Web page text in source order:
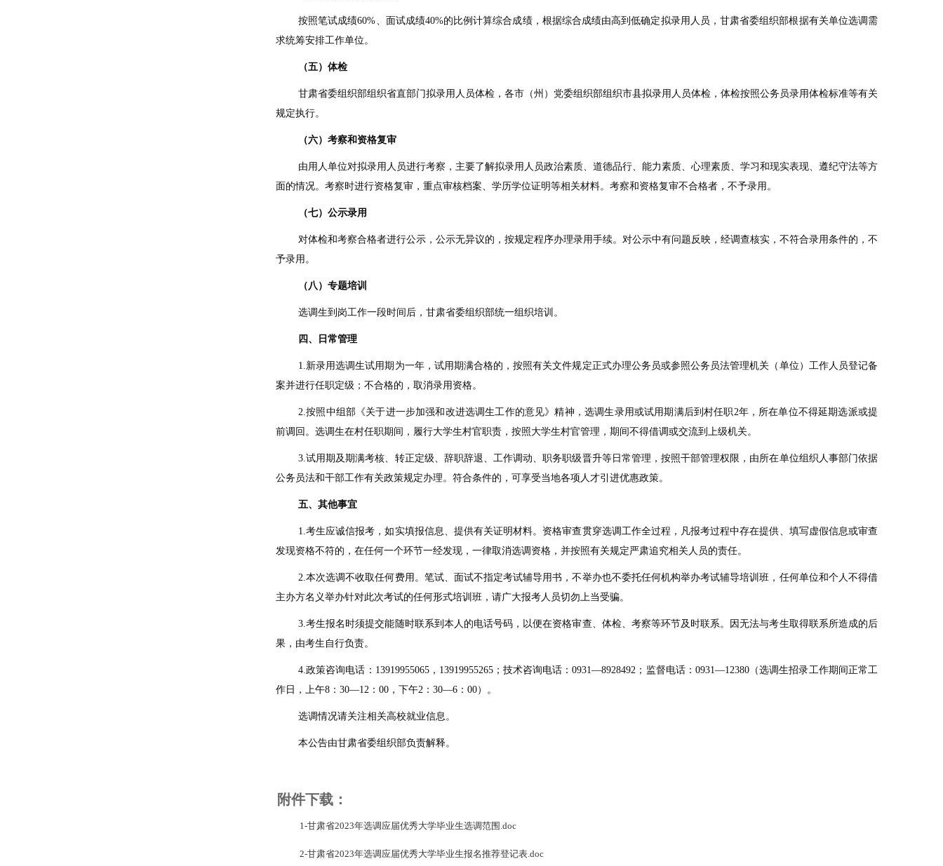
按照笔试成绩60%、面试成绩40%的比例计算综合成绩，根据综合成绩由高到低确定拟录用人员，甘肃省委组织部根据有关单位选调需
求统筹安排工作单位。
（五）体检
甘肃省委组织部组织省直部门拟录用人员体检，各市（州）党委组织部组织市县拟录用人员体检，体检按照公务员录用体检标准等有关
规定执行。
（六）考察和资格复审
由用人单位对拟录用人员进行考察，主要了解拟录用人员政治素质、道德品行、能力素质、心理素质、学习和现实表现、遵纪守法等方
面的情况。考察时进行资格复审，重点审核档案、学历学位证明等相关材料。考察和资格复审不合格者，不予录用。
（七）公示录用
对体检和考察合格者进行公示，公示无异议的，按规定程序办理录用手续。对公示中有问题反映，经调查核实，不符合录用条件的，不
予录用。
（八）专题培训
选调生到岗工作一段时间后，甘肃省委组织部统一组织培训。
四、日常管理
1.新录用选调生试用期为一年，试用期满合格的，按照有关文件规定正式办理公务员或参照公务员法管理机关（单位）工作人员登记备
案并进行任职定级；不合格的，取消录用资格。
2.按照中组部《关于进一步加强和改进选调生工作的意见》精神，选调生录用或试用期满后到村任职2年，所在单位不得延期选派或提
前调回。选调生在村任职期间，履行大学生村官职责，按照大学生村官管理，期间不得借调或交流到上级机关。
3.试用期及期满考核、转正定级、辞职辞退、工作调动、职务职级晋升等日常管理，按照干部管理权限，由所在单位组织人事部门依据
公务员法和干部工作有关政策规定办理。符合条件的，可享受当地各项人才引进优惠政策。
五、其他事宜
1.考生应诚信报考，如实填报信息、提供有关证明材料。资格审查贯穿选调工作全过程，凡报考过程中存在提供、填写虚假信息或审查
发现资格不符的，在任何一个环节一经发现，一律取消选调资格，并按照有关规定严肃追究相关人员的责任。
2.本次选调不收取任何费用。笔试、面试不指定考试辅导用书，不举办也不委托任何机构举办考试辅导培训班，任何单位和个人不得借
主办方名义举办针对此次考试的任何形式培训班，请广大报考人员切勿上当受骗。
3.考生报名时须提交能随时联系到本人的电话号码，以便在资格审查、体检、考察等环节及时联系。因无法与考生取得联系所造成的后
果，由考生自行负责。
4.政策咨询电话： 13919955065， 13919955265；技术咨询电话：0931—8928492 ；监督电话： 0931—12380（选调生招录工作期间正常工
作日，上午8 ： 30—12 ： 00 ，下午2 ： 30—6 ： 00）。
选调情况请关注相关高校就业信息。
本公告由甘肃省委组织部负责解释。
附件下载：
1-甘肃省2023年选调应届优秀大学毕业生选调范围.doc
2-甘肃省2023年选调应届优秀大学毕业生报名推荐登记表.doc